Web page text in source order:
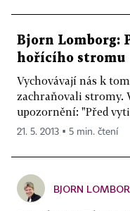
Bjorn Lomborg:
hořícího stromu
Vychovávají nás k
zachraňovali stromy.
upozornění: "Před
21. 5. 2013 ▪ 5 min. čtení
BJORN